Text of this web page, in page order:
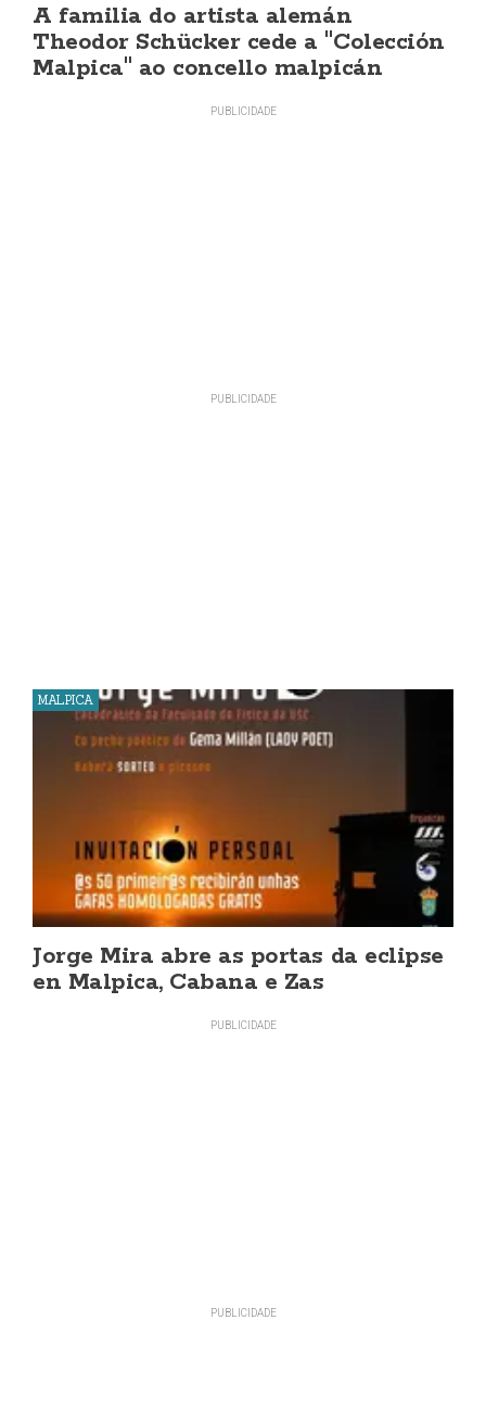
A familia do artista alemán
Theodor Schücker cede a "Colección
Malpica" ao concello malpicán
MALPICA
Jorge Mira abre as portas da eclipse
en Malpica, Cabana e Zas